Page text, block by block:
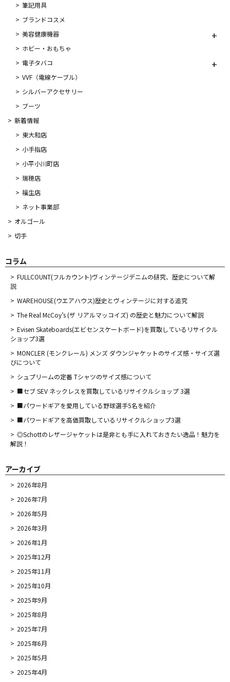
筆記用具
ブランドコスメ
美容健康機器
ホビー・おもちゃ
電子タバコ
VVF（電線ケーブル）
シルバーアクセサリー
ブーツ
新着情報
東大和店
小手指店
小平小川町店
瑞穂店
福生店
ネット事業部
オルゴール
切手
コラム
FULLCOUNT(フルカウント)ヴィンテージデニムの研究、歴史について解
説
WAREHOUSE(ウエアハウス)歴史とヴィンテージに対する追究
The Real McCoy’s (ザ リアルマッコイズ) の歴史と魅力について解説
Evisen Skateboards(エビセンスケートボード)を買取しているリサイクル
ショップ3選
MONCLER (モンクレール) メンズ ダウンジャケットのサイズ感・サイズ選
びについて
シュプリームの定番 Tシャツのサイズ感について
■セブ SEV ネックレスを買取しているリサイクルショップ 3選
■パワードギアを愛用している野球選手5名を紹介
■パワードギアを高価買取しているリサイクルショップ3選
◎Schottのレザージャケットは是非とも手に入れておきたい逸品！魅力を
解説！
アーカイブ
2026年8月
2026年7月
2026年5月
2026年3月
2026年1月
2025年12月
2025年11月
2025年10月
2025年9月
2025年8月
2025年7月
2025年6月
2025年5月
2025年4月